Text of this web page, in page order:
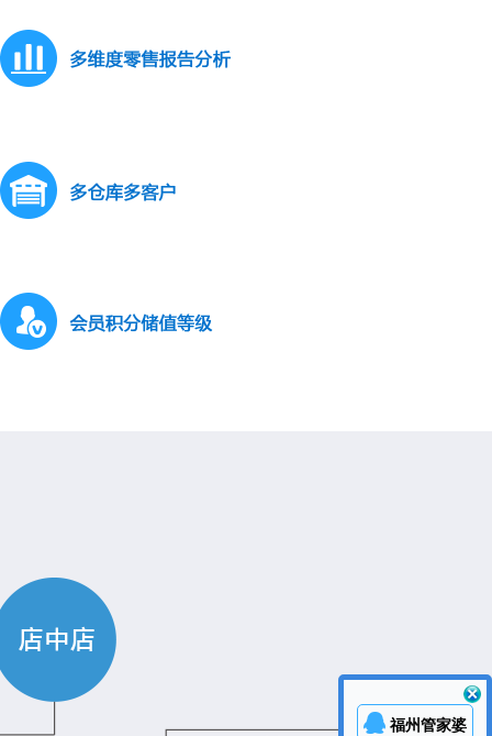
福州管家婆